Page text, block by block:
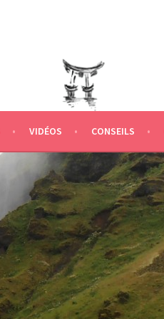
VIDÉOS CONSEILS